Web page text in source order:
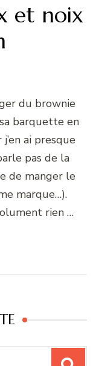
et noix
du brownie
barquette en
ai presque
pas de la
de manger le
marque…).
rien …